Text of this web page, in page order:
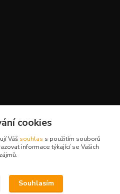
cookies
Váš souhlas s použitím souborů
informace týkající se Vašich
zájmů.
Souhlasím